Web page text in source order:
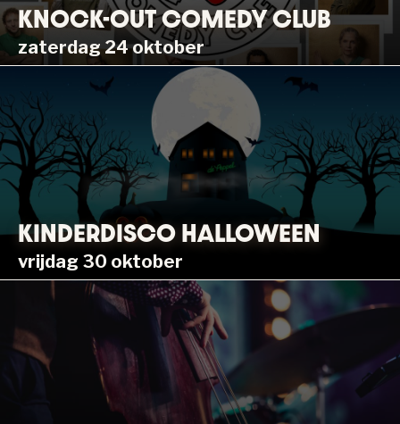
KNOCK-OUT COMEDY CLUB
zaterdag 24 oktober
KINDERDISCO HALLOWEEN
vrijdag 30 oktober